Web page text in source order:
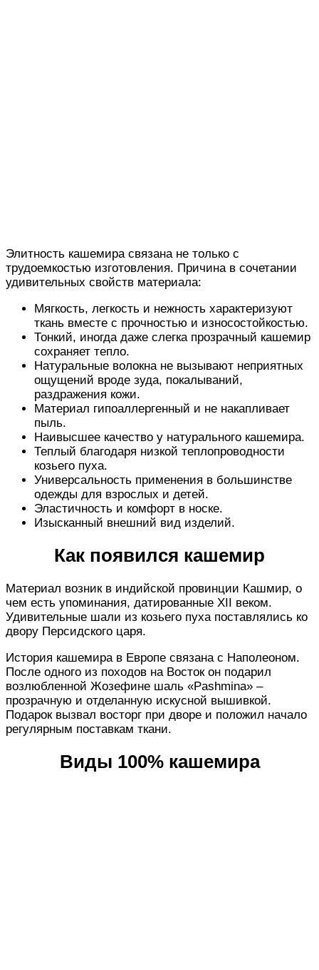
Элитность кашемира связана не только с
трудоемкостью изготовления. Причина в сочетании
удивительных свойств материала:
Мягкость, легкость и нежность характеризуют
ткань вместе с прочностью и износостойкостью.
Тонкий, иногда даже слегка прозрачный кашемир
сохраняет тепло.
Натуральные волокна не вызывают неприятных
ощущений вроде зуда, покалываний,
раздражения кожи.
Материал гипоаллергенный и не накапливает
пыль.
Наивысшее качество у натурального кашемира.
Теплый благодаря низкой теплопроводности
козьего пуха.
Универсальность применения в большинстве
одежды для взрослых и детей.
Эластичность и комфорт в носке.
Изысканный внешний вид изделий.
Как появился кашемир
Материал возник в индийской провинции Кашмир, о
чем есть упоминания, датированные XII веком.
Удивительные шали из козьего пуха поставлялись ко
двору Персидского царя.
История кашемира в Европе связана с Наполеоном.
После одного из походов на Восток он подарил
возлюбленной Жозефине шаль «Pashmina» –
прозрачную и отделанную искусной вышивкой.
Подарок вызвал восторг при дворе и положил начало
регулярным поставкам ткани.
Виды 100% кашемира